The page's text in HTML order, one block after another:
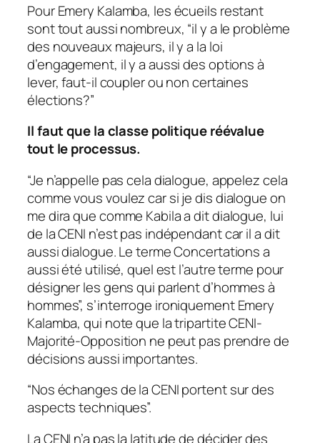
Pour Emery Kalamba, les écueils restant
sont tout aussi nombreux, “il y a le problème
des nouveaux majeurs, il y a la loi
d’engagement, il y a aussi des options à
lever, faut-il coupler ou non certaines
élections?”
Il faut que la classe politique réévalue
tout le processus.
“Je n’appelle pas cela dialogue, appelez cela
comme vous voulez car si je dis dialogue on
me dira que comme Kabila a dit dialogue, lui
de la CENI n’est pas indépendant car il a dit
aussi dialogue. Le terme Concertations a
aussi été utilisé, quel est l’autre terme pour
désigner les gens qui parlent d’hommes à
hommes”, s’interroge ironiquement Emery
Kalamba, qui note que la tripartite CENI-
Majorité-Opposition ne peut pas prendre de
décisions aussi importantes.
“Nos échanges de la CENI portent sur des
aspects techniques”.
La CENI n’a pas la latitude de décider des